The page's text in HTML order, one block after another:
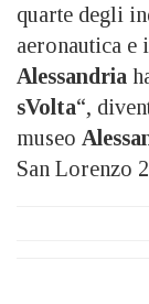
quarte degli
aeronautica e
Alessandria
sVolta“,
museo
San Lorenzo